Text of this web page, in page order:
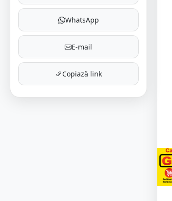
WhatsApp
E-mail
Copiază link